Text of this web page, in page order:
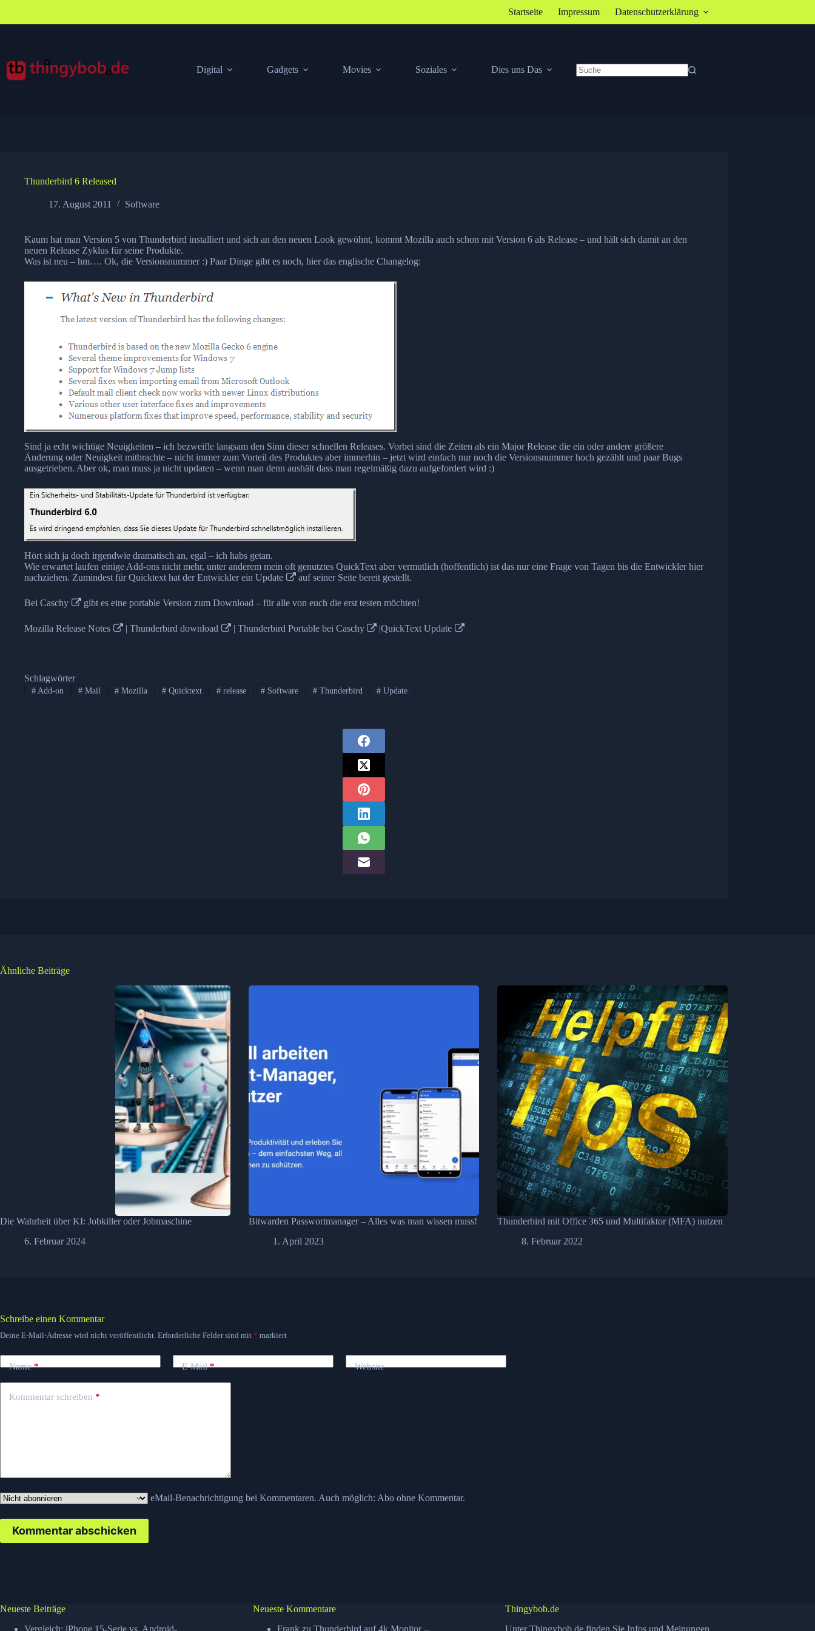
springen
Startseite Impressum Datenschutzerklärung
Digital Gadgets Movies Soziales
Dies uns Das
Thunderbird 6 Released
17. August 2011 Software
Kaum hat man Version 5 von Thunderbird installiert und sich an den neuen Look gewöhnt, kommt Mozilla auch schon mit Version 6 als Release – und hält sich damit an den
neuen Release Zyklus für seine Produkte.
Was ist neu – hm…. Ok, die Versionsnummer :) Paar Dinge gibt es noch, hier das englische Changelog:
Sind ja echt wichtige Neuigkeiten – ich bezweifle langsam den Sinn dieser schnellen Releases. Vorbei sind die Zeiten als ein Major Release die ein oder andere größere
Änderung oder Neuigkeit mitbrachte – nicht immer zum Vorteil des Produktes aber immerhin – jetzt wird einfach nur noch die Versionsnummer hoch gezählt und paar Bugs
ausgetrieben. Aber ok, man muss ja nicht updaten – wenn man denn aushält dass man regelmäßig dazu aufgefordert wird :)
Hört sich ja doch irgendwie dramatisch an, egal – ich habs getan.
Wie erwartet laufen einige Add-ons nicht mehr, unter anderem mein oft genutztes QuickText aber vermutlich (hoffentlich) ist das nur eine Frage von Tagen bis die Entwickler hier
nachziehen. Zumindest für Quicktext hat der Entwickler ein Update auf seiner Seite bereit gestellt.
Bei Caschy gibt es eine portable Version zum Download – für alle von euch die erst testen möchten!
Mozilla Release Notes | Thunderbird download | Thunderbird Portable bei Caschy |QuickText Update
Schlagwörter
#Add-on #Mail # Mozilla # Quicktext # release #Software #Thunderbird # Update
Ähnliche Beiträge
Die Wahrheit über KI: Jobkiller oder Jobmaschine
6. Februar 2024
Bitwarden Passwortmanager – Alles was man wissen muss!
1. April 2023
Thunderbird mit Office 365 und Multifaktor (MFA) nutzen
8. Februar 2022
Schreibe einen Kommentar
Deine E-Mail-Adresse wird nicht veröffentlicht. Erforderliche Felder sind mit * markiert
Name* E-Mail* Website
Kommentar schreiben *
eMail-Benachrichtigung bei Kommentaren. Auch möglich: Abo ohne Kommentar.
Kommentar abschicken
Neueste Beiträge
Vergleich: iPhone 15-Serie vs. Android-
Neueste Kommentare
Frankzu Thunderbird auf 4k Monitor –
Thingybob.de
Unter Thingybob.de finden Sie Infos und Meinungen.